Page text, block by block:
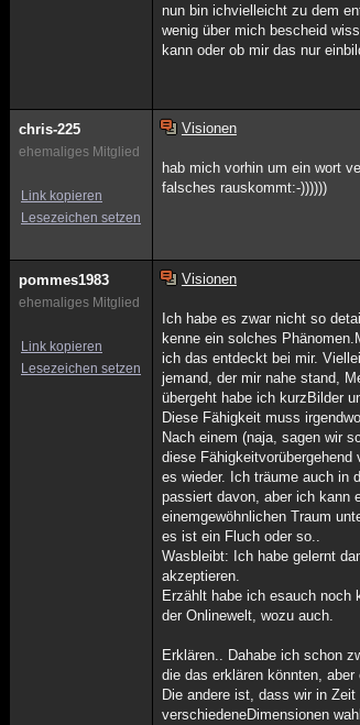
nun bin ichvielleicht zu dem
wenig über mich bescheid
kann oder ob mir das nur
chris-225
ehemaliges Mitglied
Link kopieren
Lesezeichen setzen
Visionen
hab mich vorhin um ein wort
falsches rauskommt:-))))))
pommes1983
ehemaliges Mitglied
Link kopieren
Lesezeichen setzen
Visionen
Ich habe es zwar nicht so
kenne ein solches
ich das entdeckt bei mir.
jemand, der mir nahe stand,
übergeht habe ich kurzBilder
Diese Fähigkeit muss
Nach einem (naja, sagen wir
diese
es wieder. Ich träume auch in
passiert davon, aber ich kann
einemgewöhnlichen Traum
es ist ein Fluch oder so..
Wasbleibt: Ich habe gelernt
akzeptieren.
Erzählt habe ich esauch noch
der Onlinewelt, wozu auch.
Erklären.. Dahabe ich schon
die das erklären könnten,
Die andere ist, dass wir in
verschiedeneDimensionen